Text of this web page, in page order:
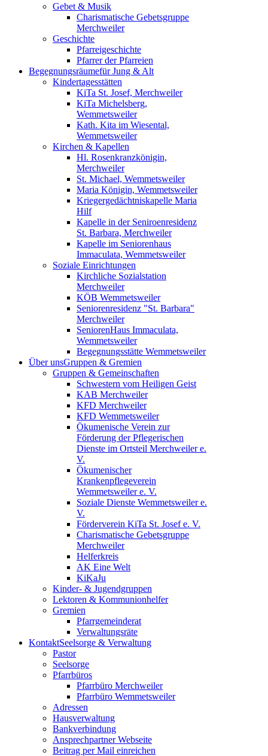
Gebet & Musik
Charismatische Gebetsgruppe
Merchweiler
Geschichte
Pfarreigeschichte
Pfarrer der Pfarreien
Begegnungsräumefür Jung & Alt
Kindertagesstätten
KiTa St. Josef, Merchweiler
KiTa Michelsberg,
Wemmetsweiler
Kath. Kita im Wiesental,
Wemmetsweiler
Kirchen & Kapellen
Hl. Rosenkranzkönigin,
Merchweiler
St. Michael, Wemmetsweiler
Maria Königin, Wemmetsweiler
Kriegergedächtniskapelle Maria
Hilf
Kapelle in der Seniroenresidenz
St. Barbara, Merchweiler
Kapelle im Seniorenhaus
Immaculata, Wemmetsweiler
Soziale Einrichtungen
Kirchliche Sozialstation
Merchweiler
KÖB Wemmetsweiler
Seniorenresidenz "St. Barbara"
Merchweiler
SeniorenHaus Immaculata,
Wemmetsweiler
Begegnungsstätte Wemmetsweiler
Über unsGruppen & Gremien
Gruppen & Gemeinschaften
Schwestern vom Heiligen Geist
KAB Merchweiler
KFD Merchweiler
KFD Wemmetsweiler
Ökumenische Verein zur
Förderung der Pflegerischen
Dienste im Ortsteil Merchweiler e.
V.
Ökumenischer
Krankenpflegeverein
Wemmetsweiler e. V.
Soziale Dienste Wemmetsweiler e.
V.
Förderverein KiTa St. Josef e. V.
Charismatische Gebetsgruppe
Merchweiler
Helferkreis
AK Eine Welt
KiKaJu
Kinder- & Jugendgruppen
Lektoren & Kommunionhelfer
Gremien
Pfarrgemeinderat
Verwaltungsräte
KontaktSeelsorge & Verwaltung
Pastor
Seelsorge
Pfarrbüros
Pfarrbüro Merchweiler
Pfarrbüro Wemmetsweiler
Adressen
Hausverwaltung
Bankverbindung
Ansprechpartner Webseite
Beitrag per Mail einreichen